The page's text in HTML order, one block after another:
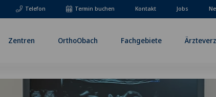
Telefon Termin buchen Kontakt Jobs
Zentren OrthoObach Fachgebiete